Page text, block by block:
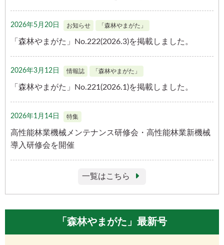
お知らせ 「森林やまがた」
2026年5月20日
「森林やまがた」No.222(2026.3)を掲載しました。
情報誌 「森林やまがた」
2026年3月12日
「森林やまがた」No.221(2026.1)を掲載しました。
特集
2026年1月14日
高性能林業機械メンテナンス研修会・高性能林業新機械
導入研修会を開催
一覧はこちら
「森林やまがた」最新号